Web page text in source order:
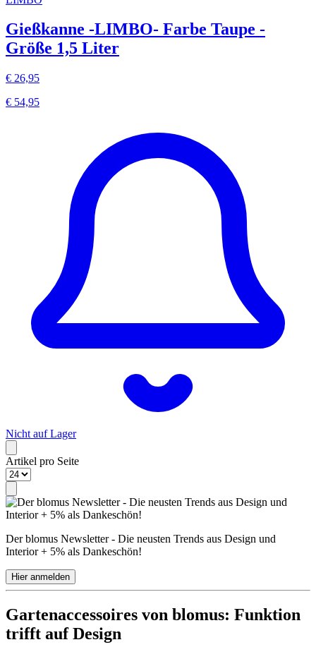
Gießkanne -LIMBO- Farbe Taupe -
Größe 1,5 Liter
€ 26,95
€ 54,95
Nicht auf Lager
Artikel pro Seite
Der blomus Newsletter - Die neusten Trends aus Design und
Interior + 5% als Dankeschön!
Hier anmelden
Gartenaccessoires von blomus: Funktion
trifft auf Design